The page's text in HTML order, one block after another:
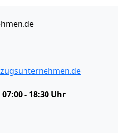
07:00 - 18:30 Uhr